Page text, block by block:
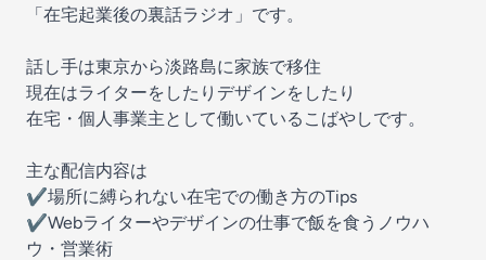
「在宅起業後の裏話ラジオ」です。
話し手は東京から淡路島に家族で移住
現在はライターをしたりデザインをしたり
在宅・個人事業主として働いているこばやしです。
主な配信内容は
✔場所に縛られない在宅での働き方のTips
✔Webライターやデザインの仕事で飯を食うノウハ
ウ・営業術